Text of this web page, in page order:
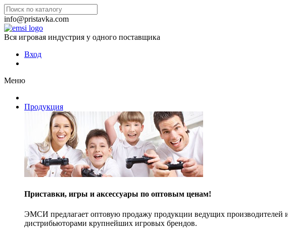
info@pristavka.com
Вся игровая индустрия у одного поставщика
Вход
Меню
Продукция
Приставки, игры и аксессуары по оптовым ценам!
ЭМСИ предлагает оптовую продажу продукции ведущих
дистрибьюторами крупнейших игровых брендов.